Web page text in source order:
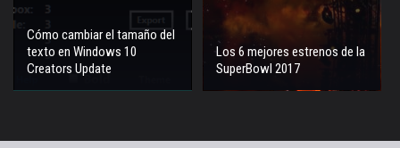
Cómo cambiar el tamaño del
texto en Windows 10
Creators Update
Los 6 mejores estrenos de la
SuperBowl 2017